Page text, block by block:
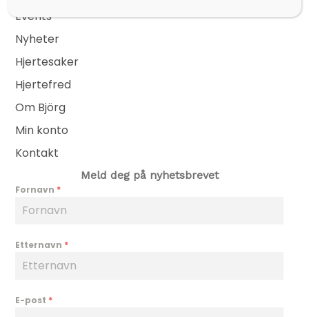
Events
Nyheter
Hjertesaker
Hjertefred
Om Björg
Min konto
Kontakt
Meld deg på nyhetsbrevet
Fornavn *
Etternavn *
E-post *